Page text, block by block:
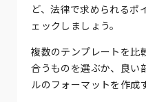
ど、法律で求められるポ
ェックしましょう。
複数のテンプレートを比
合うものを選ぶか、良い
ルのフォーマットを作成